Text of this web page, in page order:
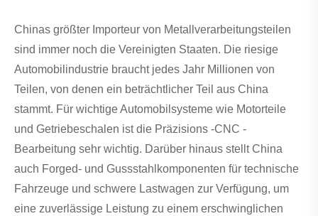
Chinas größter Importeur von Metallverarbeitungsteilen
sind immer noch die Vereinigten Staaten. Die riesige
Automobilindustrie braucht jedes Jahr Millionen von
Teilen, von denen ein beträchtlicher Teil aus China
stammt. Für wichtige Automobilsysteme wie Motorteile
und Getriebeschalen ist die Präzisions -CNC -
Bearbeitung sehr wichtig. Darüber hinaus stellt China
auch Forged- und Gussstahlkomponenten für technische
Fahrzeuge und schwere Lastwagen zur Verfügung, um
eine zuverlässige Leistung zu einem erschwinglichen